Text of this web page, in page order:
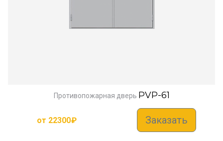
Противопожарная дверь PVP-61
от 22300₽ Заказать